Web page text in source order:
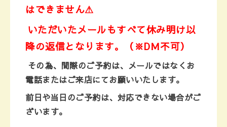
はできません⚠
いただいたメールもすべて休み明け以
降の返信となります。
（※DＭ不可）
その為、 間際のご予約は、メールではなくお
電話またはご来店にてお願いいたします。
前日や当日のご予約は、対応できない場合がご
ざいます。